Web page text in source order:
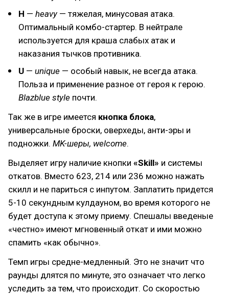
H — heavy— тяжелая, минусовая атака.
Оптимальный комбо-стартер. В нейтрале
используется для краша слабых атак и
наказания тычков противника.
U — unique — особый навык, не всегда атака.
Польза и применение разное от героя к герою.
Blazblue style почти.
Так же в игре имеется кнопка блока,
универсальные броски, оверхеды, анти-эры и
подножки. MK-шеры, welcome.
Выделяет игру наличие кнопки «Skill» и системы
откатов. Вместо 623, 214 или 236 можно нажать
скилл и не париться с инпутом. Заплатить придется
5-10 секундным кулдауном, во время которого не
будет доступа к этому приему. Спешалы введеные
«честно» имеют мгновенный откат и ими можно
спамить «как обычно».
Темп игры средне-медленный. Это не значит что
раунды длятся по минуте, это означает что легко
уследить за тем, что происходит. Со скоростью